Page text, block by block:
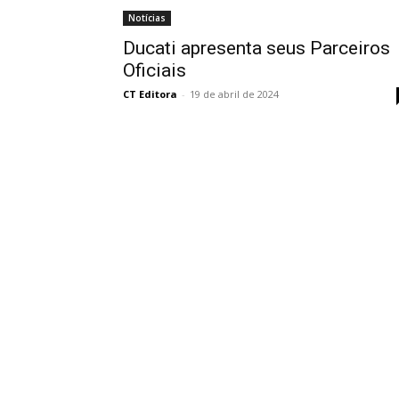
Notícias
Ducati apresenta seus Parceiros
Oficiais
CT Editora - 19 de abril de 2024